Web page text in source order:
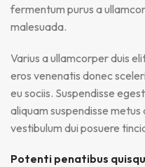
fermentum purus a
malesuada.
Varius a ullamcorper duis
eros venenatis donec
eu sociis. Suspendisse
aliquam suspendisse
vestibulum dui posuere
Potenti penatibus